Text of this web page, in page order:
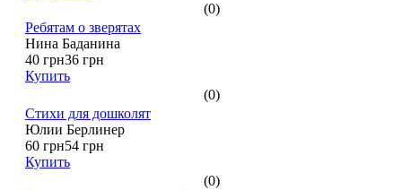
(0)
Ребятам о зверятах
Нина Баданина
40 грн36 грн
Купить
(0)
Стихи для дошколят
Юлии Берлинер
60 грн54 грн
Купить
(0)